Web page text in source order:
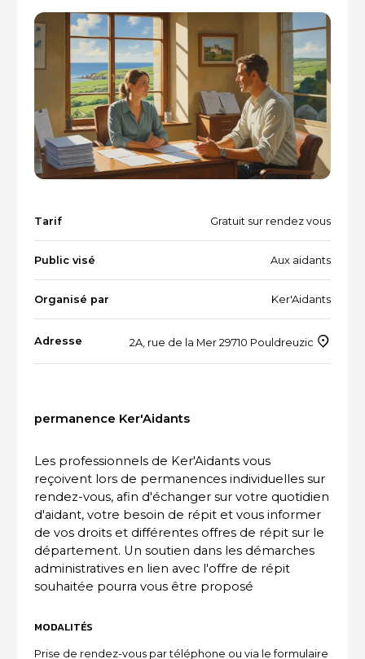
Dispositifs aidants/aidés
QUI SOMMES-NOUS ?
Le Comité des parties prenantes
Les partenaires
Les évènements
RESSOURCES
VOTRE SANTÉ ET CELLE DE VOTRE PROCHE
Tarif Gratuit sur rendez vous
Public visé Aux aidants
Organisé par Ker'Aidants
Adresse 2A, rue de la Mer 29710 Pouldreuzic
permanence Ker'Aidants
Les professionnels de Ker'Aidants vous
reçoivent lors de permanences individuelles sur
rendez-vous, afin d'échanger sur votre quotidien
d'aidant, votre besoin de répit et vous informer
de vos droits et différentes offres de répit sur le
département. Un soutien dans les démarches
administratives en lien avec l'offre de répit
souhaitée pourra vous être proposé
MODALITÉS
Prise de rendez-vous par téléphone ou via le formulaire